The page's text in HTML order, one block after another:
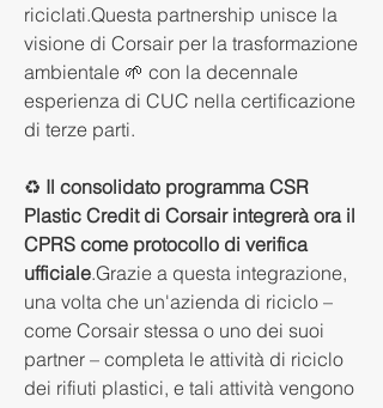
riciclati.Questa partnership unisce la
visione di Corsair per la trasformazione
ambientale 🌱 con la decennale
esperienza di CUC nella certificazione
di terze parti.
♻️ Il consolidato programma CSR
Plastic Credit di Corsair integrerà ora il
CPRS come protocollo di verifica
ufficiale.Grazie a questa integrazione,
una volta che un'azienda di riciclo –
come Corsair stessa o uno dei suoi
partner – completa le attività di riciclo
dei rifiuti plastici, e tali attività vengono